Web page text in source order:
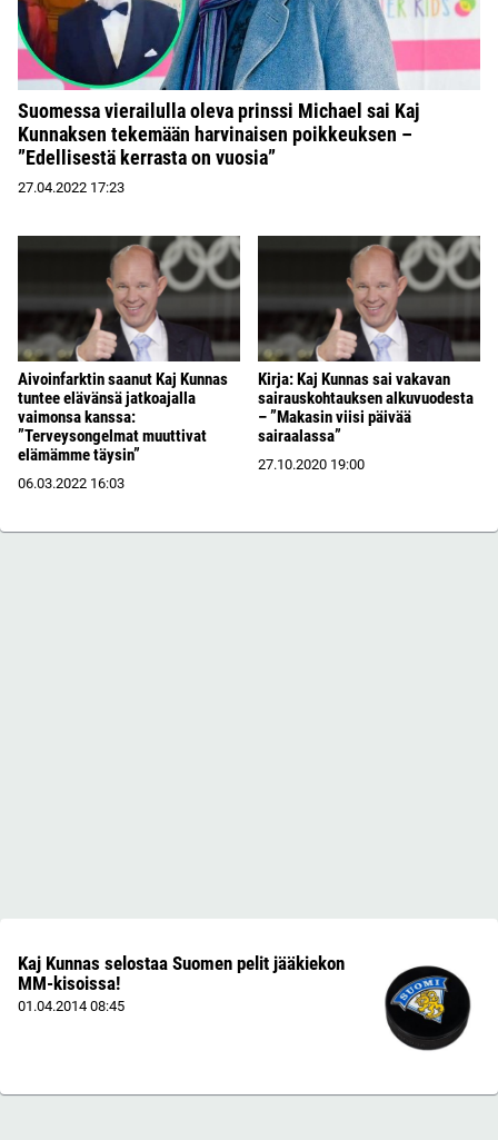
Suomessa vierailulla oleva prinssi Michael sai Kaj
Kunnaksen tekemään harvinaisen poikkeuksen –
”Edellisestä kerrasta on vuosia”
27.04.2022 17:23
Aivoinfarktin saanut Kaj Kunnas
tuntee elävänsä jatkoajalla
vaimonsa kanssa:
”Terveysongelmat muuttivat
elämämme täysin”
06.03.2022 16:03
Kirja: Kaj Kunnas sai vakavan
sairauskohtauksen alkuvuodesta
– ”Makasin viisi päivää
sairaalassa”
27.10.2020 19:00
Kaj Kunnas selostaa Suomen pelit jääkiekon
MM-kisoissa!
01.04.2014 08:45